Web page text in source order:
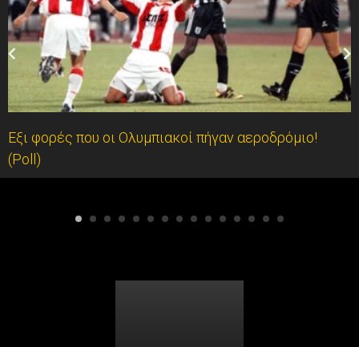
Εξι φορές που οι Ολυμπιακοί πήγαν αεροδρόμιο!
(Poll)